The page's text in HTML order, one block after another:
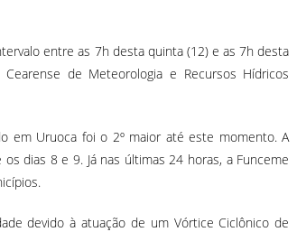
entre as 7h desta quinta (12) e as 7h desta
de Meteorologia e Recursos Hídricos
em Uruoca foi o 2º maior até este momento. A
dias 8 e 9. Já nas últimas 24 horas, a Funceme
devido à atuação de um Vórtice Ciclônico de